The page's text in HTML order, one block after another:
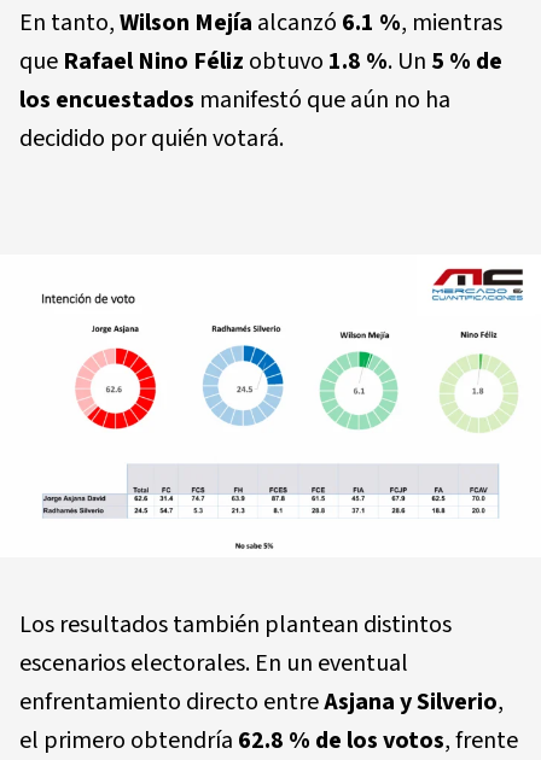
En tanto,Wilson Mejía alcanzó 6.1 %, mientras
que Rafael Nino Féliz obtuvo 1.8 %. Un 5 % de
los encuestados manifestó que aún no ha
decidido por quién votará.
Los resultados también plantean distintos
escenarios electorales. En un eventual
enfrentamiento directo entreAsjana y Silverio,
el primero obtendría 62.8 % de los votos, frente